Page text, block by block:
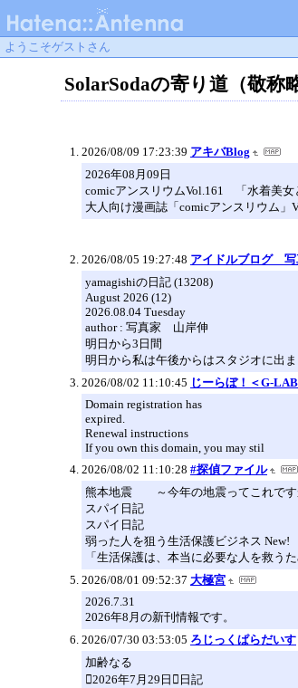
ようこそゲストさん
SolarSodaの寄り道（敬称
2026/08/09 17:23:39 アキバBlog
2026年08月09日
comicアンスリウムVol.161 「水着美女
大人向け漫画誌「comicアンスリウム
2026/08/05 19:27:48 アイドルブログ 写
yamagishiの日記 (13208)
August 2026 (12)
2026.08.04 Tuesday
author : 写真家 山岸伸
明日から3日間
明日から私は午後からはスタジオに出ま
2026/08/02 11:10:45 じーらぼ！＜G-
Domain registration has
expired.
Renewal instructions
If you own this domain, you may stil
2026/08/02 11:10:28 #探偵ファイル
熊本地震 ～今年の地震ってこれです
スパイ日記
スパイ日記
弱った人を狙う生活保護ビジネス New!
「生活保護は、本当に必要な人を救う
2026/08/01 09:52:37 大極宮
2026.7.31
2026年8月の新刊情報です。
2026/07/30 03:53:05 ろじっくぱらだいす
加齢なる
2026年7月29日日記